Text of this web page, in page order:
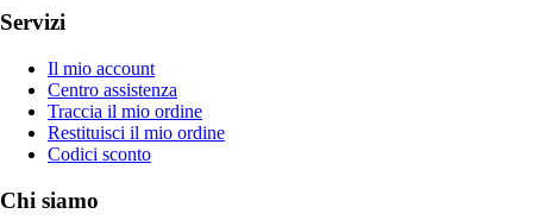
Servizi
Il mio account
Centro assistenza
Traccia il mio ordine
Restituisci il mio ordine
Codici sconto
Chi siamo